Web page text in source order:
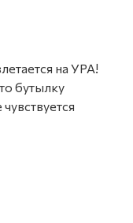
на УРА!
бутылку